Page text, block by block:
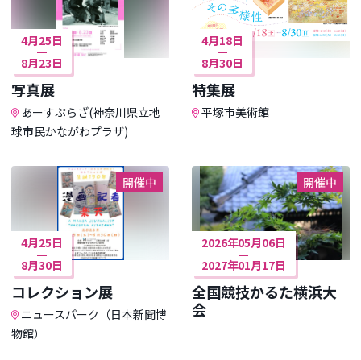
4月25日
8月23日
写真展
あーすぷらざ(神奈川県立地
球市民かながわプラザ)
4月18日
8月30日
特集展
平塚市美術館
開催中
4月25日
8月30日
コレクション展
ニュースパーク（日本新聞博
物館）
開催中
2026年05月06日
2027年01月17日
全国競技かるた横浜大
会